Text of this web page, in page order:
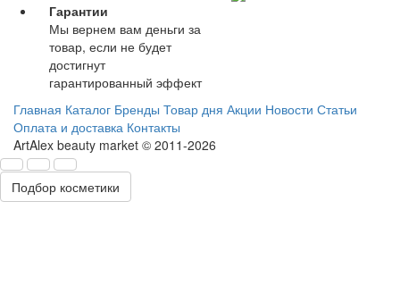
Гарантии
Мы вернем вам деньги за
товар, если не будет
достигнут
гарантированный эффект
Главная Каталог Бренды Товар дня Акции Новости Статьи
Оплата и доставка Контакты
ArtAlex beauty market © 2011-2026
Подбор косметики